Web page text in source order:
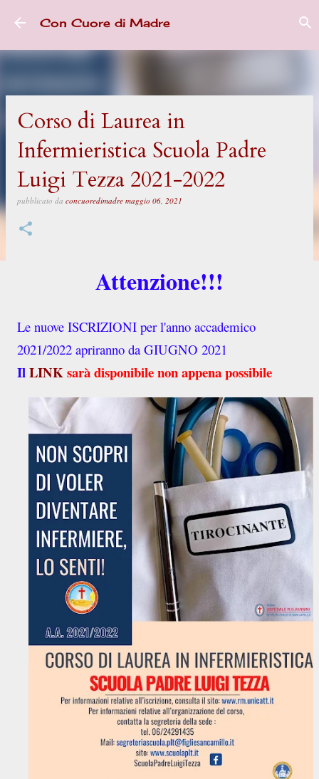
Passa ai contenuti principali
Con Cuore di Madre
Corso di Laurea in
Infermieristica Scuola Padre
Luigi Tezza 2021-2022
pubblicato da concuoredimadre maggio 06, 2021
Attenzione!!!
Le nuove ISCRIZIONI per l'anno accademico
2021/2022 apriranno da GIUGNO 2021
IlLINKsarà disponibile non appena possibile